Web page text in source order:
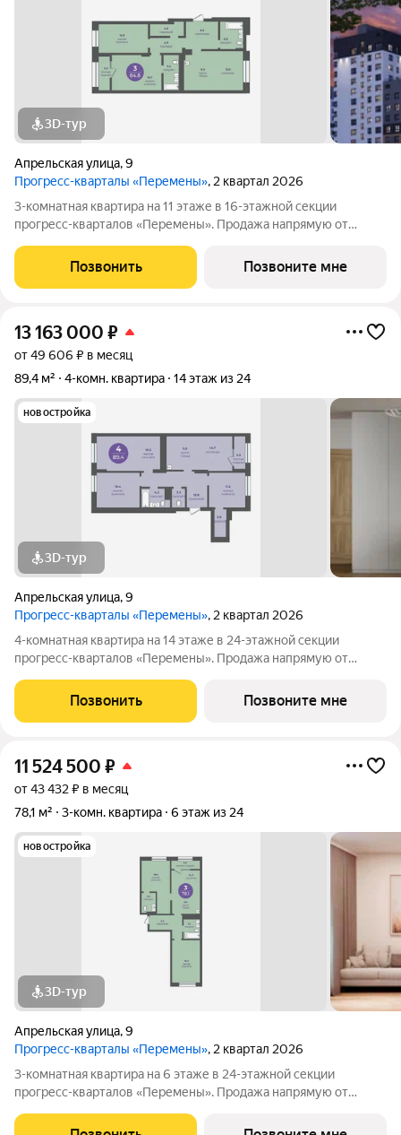
3D-тур
Апрельская улица,9
Прогресс-кварталы «Перемены», 2 квартал 2026
3-комнатная квартира на 11 этаже в 16-этажной секции
прогресс-кварталов «Перемены». Продажа напрямую от
Индивидуальный подбор наиболее выгодного варианта
покупки. Бесплатное сопровождение по
Позвонить Позвоните мне
13 163 000 ₽
от 49 606 ₽ в месяц
89,4 м²
4-комн. квартира 14 этаж из 24
новостройка
3D-тур
Апрельская улица,9
Прогресс-кварталы «Перемены», 2 квартал 2026
4-комнатная квартира на 14 этаже в 24-этажной секции
прогресс-кварталов «Перемены». Продажа напрямую от
Индивидуальный подбор наиболее выгодного варианта
покупки. Бесплатное сопровождение по
Позвонить Позвоните мне
11 524 500 ₽
от 43 432 ₽ в месяц
78,1 м²
3-комн. квартира 6 этаж из 24
новостройка
3D-тур
Апрельская улица,9
Прогресс-кварталы «Перемены», 2 квартал 2026
3-комнатная квартира на 6 этаже в 24-этажной секции
прогресс-кварталов «Перемены». Продажа напрямую от
Индивидуальный подбор наиболее выгодного варианта